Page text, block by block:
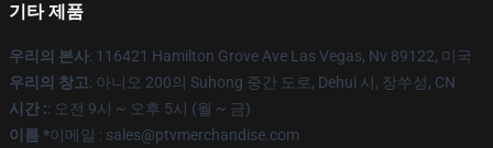
기타 제품
우리의 본사: 116421 Hamilton Grove Ave Las Vegas, Nv 89122, 미국
우리의 창고: 아니오 200의 Suhong 중간 도로, Dehui 시, 장쑤성, CN
시간 :: 오전 9시 ~ 오후 5시 (월 ~ 금)
이름 *이메일 : sales@ptvmerchandise.com